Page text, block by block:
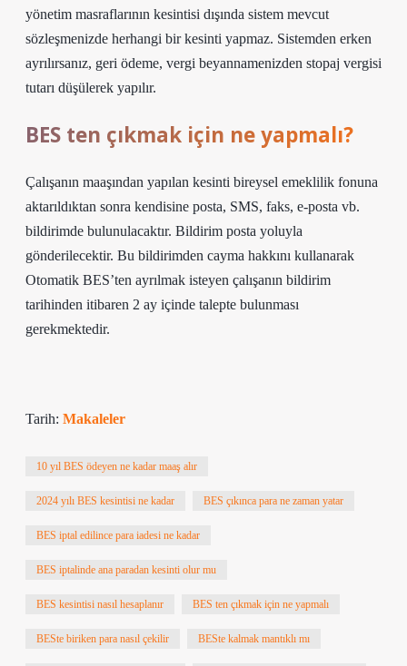
yönetim masraflarının kesintisi dışında sistem mevcut
sözleşmenizde herhangi bir kesinti yapmaz. Sistemden erken
ayrılırsanız, geri ödeme, vergi beyannamenizden stopaj vergisi
tutarı düşülerek yapılır.
BES ten çıkmak için ne yapmalı?
Çalışanın maaşından yapılan kesinti bireysel emeklilik fonuna
aktarıldıktan sonra kendisine posta, SMS, faks, e-posta vb.
bildirimde bulunulacaktır. Bildirim posta yoluyla
gönderilecektir. Bu bildirimden cayma hakkını kullanarak
Otomatik BES’ten ayrılmak isteyen çalışanın bildirim
tarihinden itibaren 2 ay içinde talepte bulunması
gerekmektedir.
Tarih: Makaleler
10 yıl BES ödeyen ne kadar maaş alır
2024 yılı BES kesintisi ne kadar BES çıkınca para ne zaman yatar
BES iptal edilince para iadesi ne kadar
BES iptalinde ana paradan kesinti olur mu
BES kesintisi nasıl hesaplanır BES ten çıkmak için ne yapmalı
BESte biriken para nasıl çekilir BESte kalmak mantıklı mı